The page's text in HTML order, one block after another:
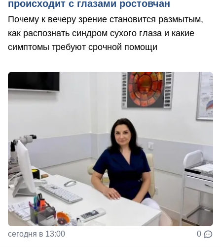
происходит с глазами ростовчан
Почему к вечеру зрение становится размытым,
как распознать синдром сухого глаза и какие
симптомы требуют срочной помощи
сегодня в 13:00 0